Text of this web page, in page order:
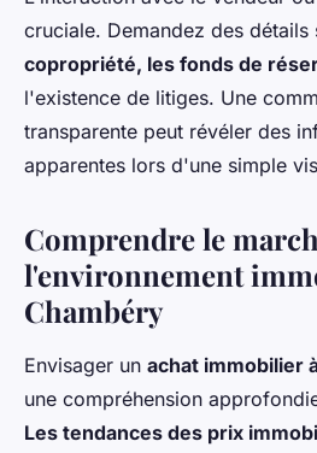
cruciale. Demandez des détails
copropriété, les fonds de
l'existence de litiges. Une
transparente peut révéler des
apparentes lors d'une simple
Comprendre le
l'environnement
Chambéry
Envisager un achat immobilier
une compréhension
Les tendances des prix